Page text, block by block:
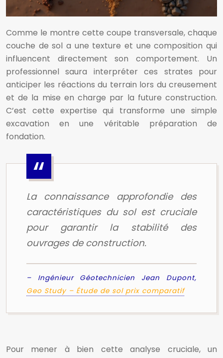
Comme le montre cette coupe transversale, chaque
couche de sol a une texture et une composition qui
influencent directement son comportement. Un
professionnel saura interpréter ces strates pour
anticiper les réactions du terrain lors du creusement
et de la mise en charge par la future construction.
C’est cette expertise qui transforme une simple
excavation en une véritable préparation de
fondation.
La connaissance approfondie des
caractéristiques du sol est cruciale
pour garantir la stabilité des
ouvrages de construction.
– Ingénieur Géotechnicien Jean Dupont,
Geo Study – Étude de sol prix comparatif
Pour mener à bien cette analyse cruciale, un